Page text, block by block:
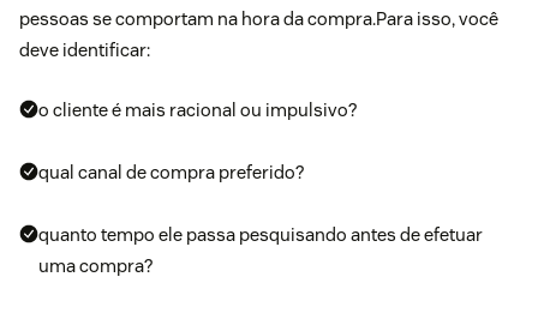
pessoas se comportam na hora da compra.Para isso, você
deve identificar:
o cliente é mais racional ou impulsivo?
qual canal de compra preferido?
quanto tempo ele passa pesquisando antes de efetuar
uma compra?